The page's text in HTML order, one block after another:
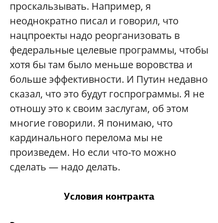
проскальзывать. Например, я
неоднократно писал и говорил, что
нацпроекты надо реорганизовать в
федеральные целевые программы, чтобы
хотя бы там было меньше воровства и
больше эффективности. И Путин недавно
сказал, что это будут госпрограммы. Я не
отношу это к своим заслугам, об этом
многие говорили. Я понимаю, что
кардинального перелома мы не
произведем. Но если что-то можно
сделать — надо делать.
Условия контракта